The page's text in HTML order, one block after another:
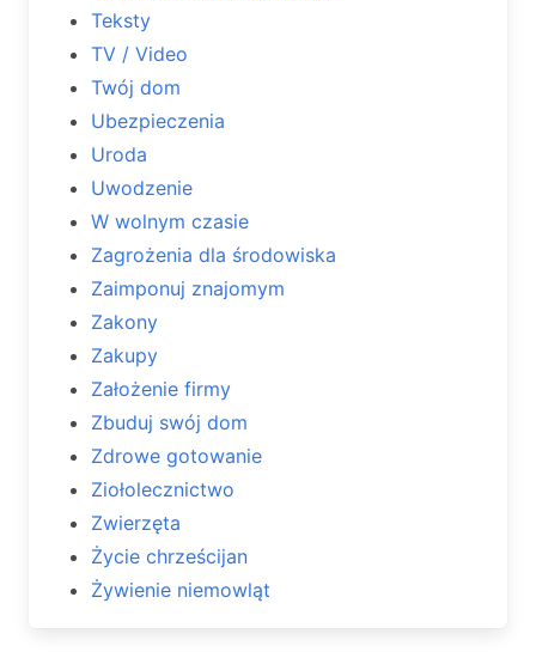
Teksty
TV / Video
Twój dom
Ubezpieczenia
Uroda
Uwodzenie
W wolnym czasie
Zagrożenia dla środowiska
Zaimponuj znajomym
Zakony
Zakupy
Założenie firmy
Zbuduj swój dom
Zdrowe gotowanie
Ziołolecznictwo
Zwierzęta
Życie chrześcijan
Żywienie niemowląt